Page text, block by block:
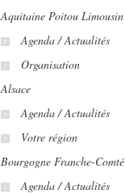
Aquitaine Poitou Limousin
Agenda / Actualités
Organisation
Alsace
Agenda / Actualités
Votre région
Bourgogne Franche-Comté
Agenda / Actualités